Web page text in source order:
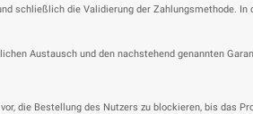
schließlich die Validierung der Zahlungsmethode. In
Austausch und den nachstehend genannten
die Bestellung des Nutzers zu blockieren, bis das